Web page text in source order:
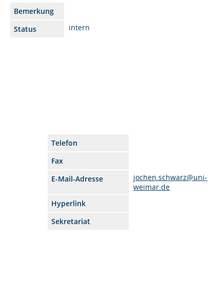
Bemerkung
Status intern
Telefon
Fax
E-Mail-Adresse
jochen.schwarz@uni-
weimar.de
Hyperlink
Sekretariat